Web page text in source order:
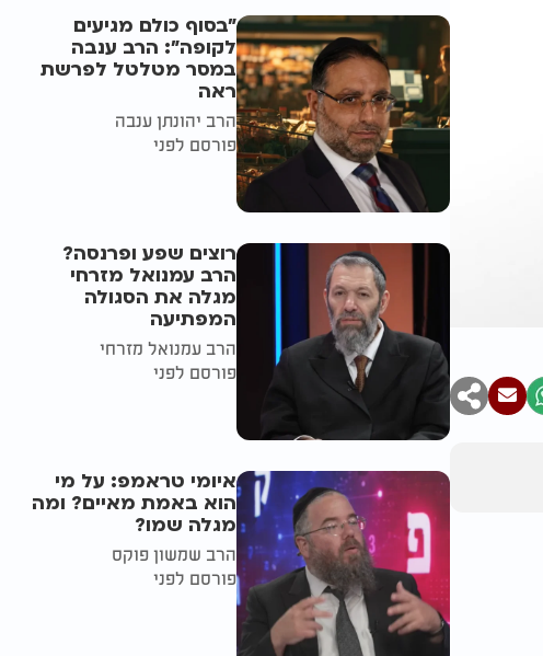
"בסוף כולם מגיעים
לקופה": הרב ענבה
במסר מטלטל לפרשת
ראה
הרב יהונתן ענבה
פורסם לפני
רוצים שפע ופרנסה?
הרב עמנואל מזרחי
מגלה את הסגולה
המפתיעה
הרב עמנואל מזרחי
פורסם לפני
איומי טראמפ: על מי
הוא באמת מאיים? ומה
מגלה שמו?
הרב שמשון פוקס
פורסם לפני